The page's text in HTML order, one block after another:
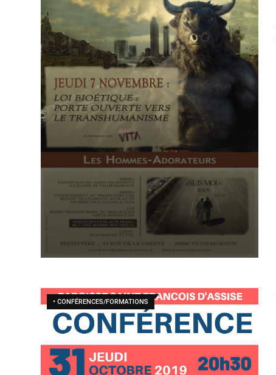
• CONFÉRENCES/FORMATIONS